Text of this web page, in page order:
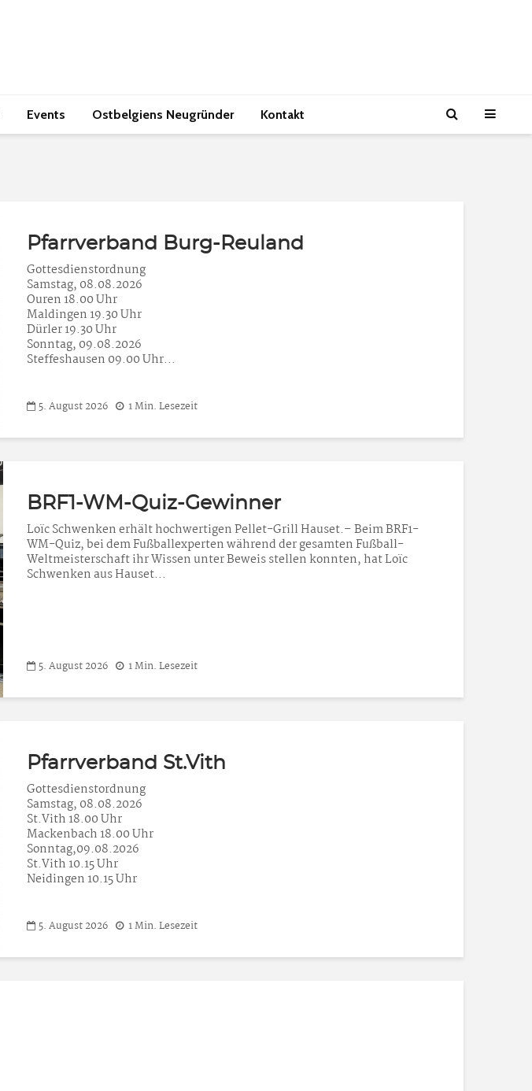
Events Ostbelgiens Neugründer Kontakt
Pfarrverband Burg-Reuland
Gottesdienstordnung
Samstag, 08.08.2026
Ouren 18.00 Uhr
Maldingen 19.30 Uhr
Dürler 19.30 Uhr
Sonntag, 09.08.2026
Steffeshausen 09.00 Uhr...
5. August 2026 1 Min. Lesezeit
BRF1-WM-Quiz-Gewinner
Loïc Schwenken erhält hochwertigen Pellet-Grill Hauset.– Beim BRF1-
WM-Quiz, bei dem Fußballexperten während der gesamten Fußball-
Weltmeisterschaft ihr Wissen unter Beweis stellen konnten, hat Loïc
Schwenken aus Hauset...
5. August 2026 1 Min. Lesezeit
Pfarrverband St.Vith
Gottesdienstordnung
Samstag, 08.08.2026
St.Vith 18.00 Uhr
Mackenbach 18.00 Uhr
Sonntag,09.08.2026
St.Vith 10.15 Uhr
Neidingen 10.15 Uhr
5. August 2026 1 Min. Lesezeit